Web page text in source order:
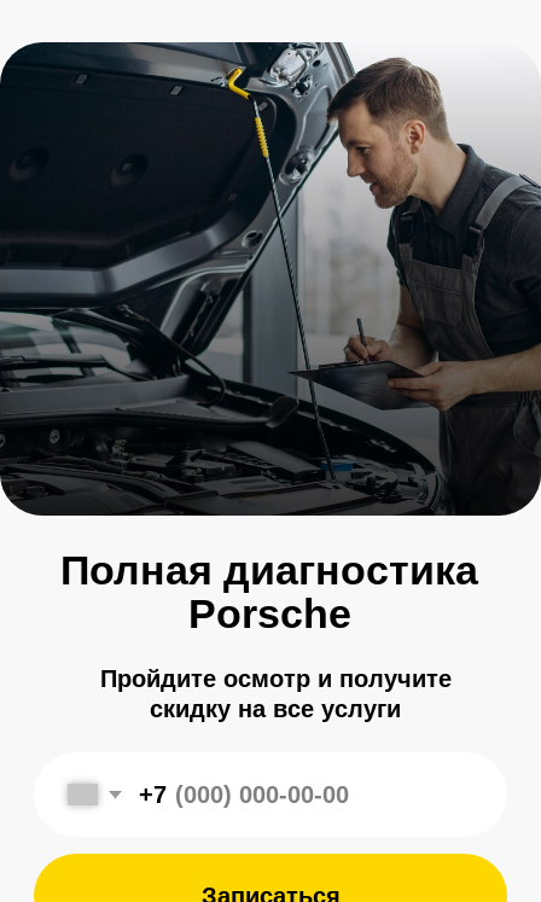
Полная диагностика
Porsche
Пройдите осмотр и получите
скидку на все услуги
+7